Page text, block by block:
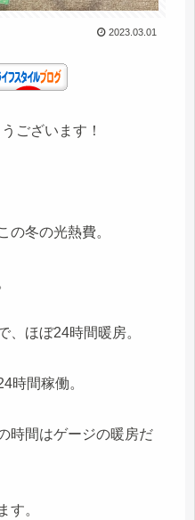
2023.03.01
ございます！
の冬の光熱費。
、ほぼ24時間暖房。
時間稼働。
時間はゲージの暖房だ
す。